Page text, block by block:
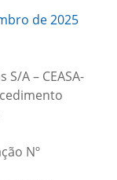
de 2025
A – CEASA-
Nº